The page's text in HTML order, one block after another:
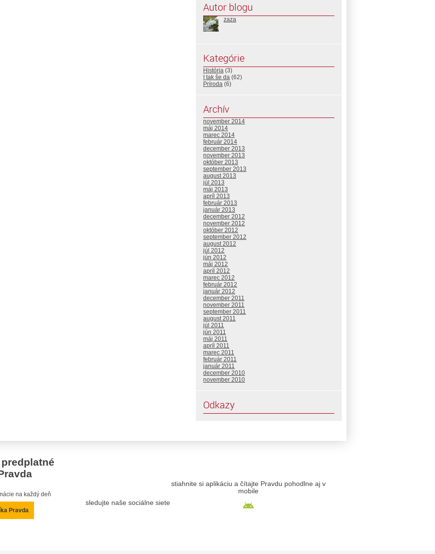
Autor blogu
zaza
Kategórie
História (3)
I tak še da (62)
Príroda (6)
Archív
november 2014
máj 2014
marec 2014
február 2014
december 2013
november 2013
október 2013
september 2013
august 2013
júl 2013
máj 2013
apríl 2013
február 2013
január 2013
december 2012
november 2012
október 2012
september 2012
august 2012
júl 2012
jún 2012
máj 2012
apríl 2012
marec 2012
február 2012
január 2012
december 2011
november 2011
september 2011
august 2011
júl 2011
jún 2011
máj 2011
apríl 2011
marec 2011
február 2011
január 2011
december 2010
november 2010
Odkazy
na každý deň
Pravda
sledujte naše sociálne siete
stiahnite si aplikáciu a čítajte Pravdu pohodlne aj v
mobile